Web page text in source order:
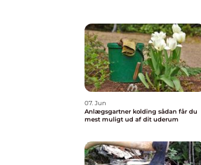
07. Jun
Anlægsgartner kolding sådan får du
mest muligt ud af dit uderum